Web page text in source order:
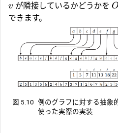
v が隣接しているかどうかを O
できます。
図 5.10 例のグラフに対する抽象
使った実際の実装